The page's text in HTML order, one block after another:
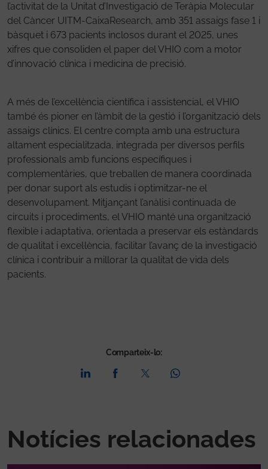
l’activitat de la Unitat d’Investigació de Teràpia Molecular
del Càncer UITM-CaixaResearch, amb 351 assaigs fase 1 i
bàsquet i 673 pacients inclosos durant el 2025, unes
xifres que consoliden el paper del VHIO com a motor
d’innovació clínica i medicina de precisió.
A més de l’excel·lència científica i assistencial, el VHIO
també és pioner en l’àmbit de la gestió i l’organització dels
assaigs clínics. El centre compta amb una estructura
altament especialitzada, integrada per diversos perfils
professionals amb funcions específiques i
complementàries, que treballen de manera coordinada
per donar suport als estudis i optimitzar-ne el
desenvolupament. Mitjançant l’anàlisi continuada de
circuits i procediments, el VHIO manté una organització
flexible i adaptativa, orientada a preservar els estàndards
de qualitat i excel·lència, facilitar l’avanç de la investigació
clínica i contribuir a millorar la qualitat de vida dels
pacients.
Comparteix-lo:
Notícies relacionades